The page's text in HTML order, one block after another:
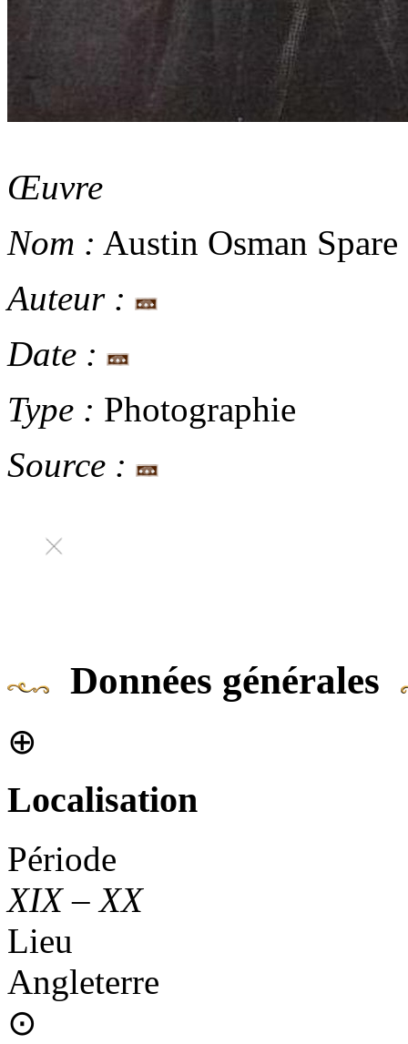
Œuvre
Nom : Austin Osman Spare
Auteur :
Date :
Type : Photographie
Source :
Données générales
⊕
Localisation
Période
XIX – XX
Lieu
Angleterre
⊙